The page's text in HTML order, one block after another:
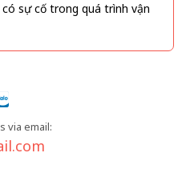
sự cố trong quá trình vận
via email: